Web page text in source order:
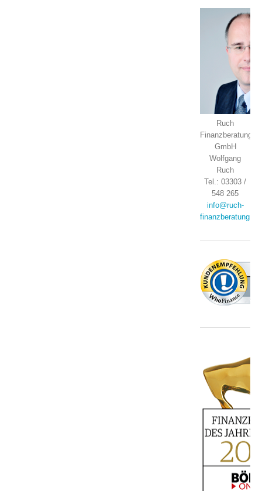
Ruch
Finanzberatung
GmbH
Wolfgang
Ruch
Tel.: 03303 /
548 265
info@ruch-
finanzberatung.de